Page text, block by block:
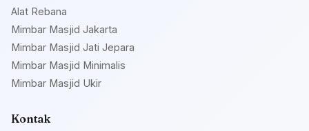
Alat Rebana
Mimbar Masjid Jakarta
Mimbar Masjid Jati Jepara
Mimbar Masjid Minimalis
Mimbar Masjid Ukir
Kontak